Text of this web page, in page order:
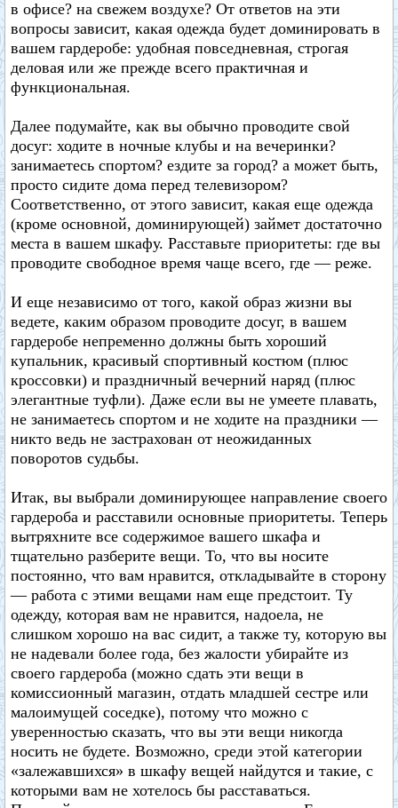
в офисе? на свежем воздухе? От ответов на эти
вопросы зависит, какая одежда будет доминировать в
вашем гардеробе: удобная повседневная, строгая
деловая или же прежде всего практичная и
функциональная.
Далее подумайте, как вы обычно проводите свой
досуг: ходите в ночные клубы и на вечеринки?
занимаетесь спортом? ездите за город? а может быть,
просто сидите дома перед телевизором?
Соответственно, от этого зависит, какая еще одежда
(кроме основной, доминирующей) займет достаточно
места в вашем шкафу. Расставьте приоритеты: где вы
проводите свободное время чаще всего, где — реже.
И еще независимо от того, какой образ жизни вы
ведете, каким образом проводите досуг, в вашем
гардеробе непременно должны быть хороший
купальник, красивый спортивный костюм (плюс
кроссовки) и праздничный вечерний наряд (плюс
элегантные туфли). Даже если вы не умеете плавать,
не занимаетесь спортом и не ходите на праздники —
никто ведь не застрахован от неожиданных
поворотов судьбы.
Итак, вы выбрали доминирующее направление своего
гардероба и расставили основные приоритеты. Теперь
вытряхните все содержимое вашего шкафа и
тщательно разберите вещи. То, что вы носите
постоянно, что вам нравится, откладывайте в сторону
— работа с этими вещами нам еще предстоит. Ту
одежду, которая вам не нравится, надоела, не
слишком хорошо на вас сидит, а также ту, которую вы
не надевали более года, без жалости убирайте из
своего гардероба (можно сдать эти вещи в
комиссионный магазин, отдать младшей сестре или
малоимущей соседке), потому что можно с
уверенностью сказать, что вы эти вещи никогда
носить не будете. Возможно, среди этой категории
«залежавшихся» в шкафу вещей найдутся и такие, с
которыми вам не хотелось бы расставаться.